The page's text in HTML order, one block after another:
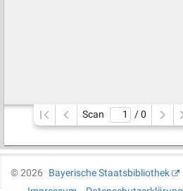
Scan / 0
©2026
Bayerische Staatsbibliothek